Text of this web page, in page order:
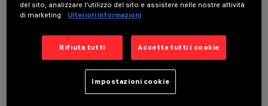
DATI TECNICI
del sito, analizzare l'utilizzo del sito e assistere nelle nostre attività
di marketing.
Ulteriori informazioni
Rifiuta tutti Accetta tutti i cookie
Impostazioni cookie